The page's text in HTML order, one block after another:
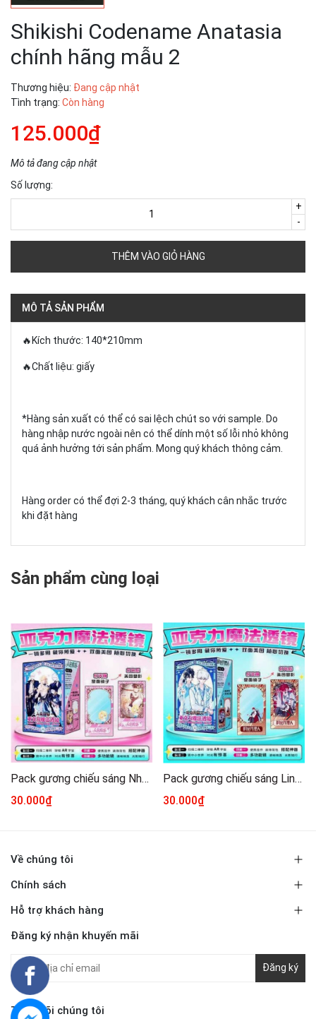
Shikishi Codename Anatasia
chính hãng mẫu 2
Thương hiệu: Đang cập nhật
Tình trạng: Còn hàng
125.000₫
Mô tả đang cập nhật
Số lượng:
-
+
THÊM VÀO GIỎ HÀNG
MÔ TẢ SẢN PHẨM
🔥Kích thước: 140*210mm
🔥Chất liệu: giấy
*Hàng sản xuất có thể có sai lệch chút so với sample. Do
hàng nhập nước ngoài nên có thể dính một số lỗi nhỏ không
quá ảnh hưởng tới sản phẩm. Mong quý khách thông cảm.
Hàng order có thể đợi 2-3 tháng, quý khách cân nhắc trước
khi đặt hàng
Sản phẩm cùng loại
Pack gương chiếu sáng Nhân ngư rơi xuống
30.000₫
Pack gương chiếu sáng Link click
30.000₫
Về chúng tôi
Chính sách
Hỗ trợ khách hàng
Đăng ký nhận khuyến mãi
Đăng ký
Theo dõi chúng tôi